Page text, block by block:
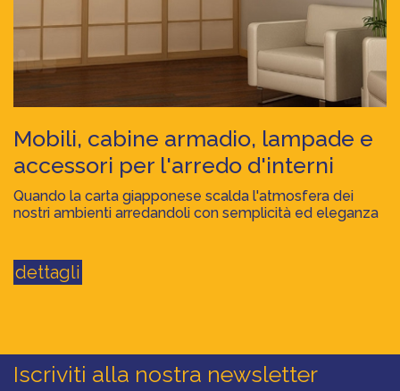
mobili, cabine armadio, lampade e
accessori per l'arredo d'interni
Quando la carta giapponese scalda l'atmosfera dei
nostri ambienti arredandoli con semplicità ed eleganza
dettagli
iscriviti alla nostra newsletter